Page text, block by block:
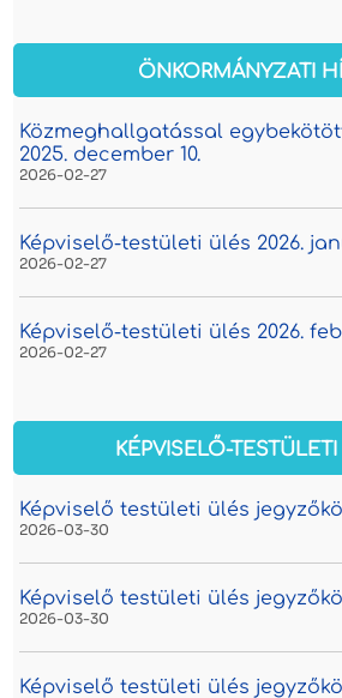
ÖNKORMÁNYZATI
Közmeghallgatással
2025. december 10.
2026-02-27
Képviselő-testületi ülés 2026.
2026-02-27
Képviselő-testületi ülés 2026.
2026-02-27
KÉPVISELŐ-
Képviselő testületi ülés
2026-03-30
Képviselő testületi ülés
2026-03-30
Képviselő testületi ülés